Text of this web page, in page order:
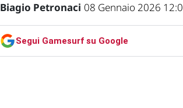
Biagio Petronaci 08 Gennaio 2026
Segui Gamesurf su Google